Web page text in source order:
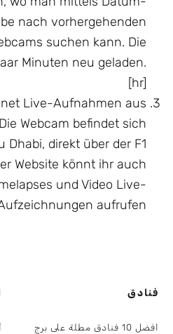
nach vorhergehenden
suchen kann. Die
Minuten neu geladen.
[hr]
Live-Aufnahmen aus
Webcam befindet sich
Dhabi, direkt über der F1
Website könnt ihr auch
und Video Live-
aufrufen.
فنادق
افضل 10 فنادق مطلة على برج